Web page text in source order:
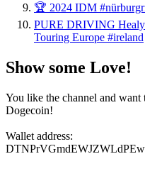
🏆 2024 IDM
PURE DRIVING Healy
Touring Europe #ireland
Show some Love!
You like the channel and want
Dogecoin!
Wallet address: